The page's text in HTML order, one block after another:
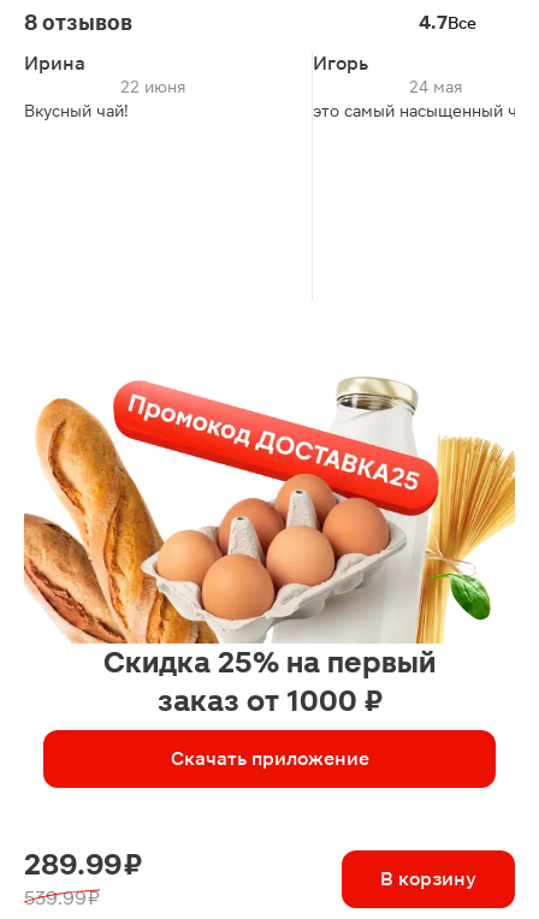
8 отзывов 4.7Все
Ирина
22 июня
Вкусный чай!
Игорь
24 мая
это самый насыщенный чай
Скидка 25% на первый
заказ от 1000 ₽
Скачать приложение
289.99 ₽
539.99 ₽
В корзину